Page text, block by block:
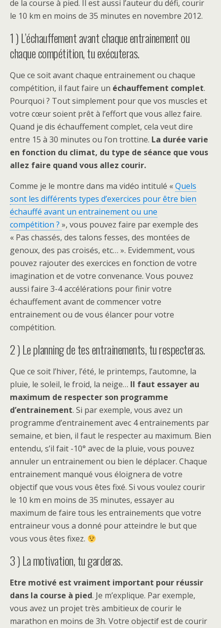
de la course à pied. Il est aussi l’auteur du défi, courir
le 10 km en moins de 35 minutes en novembre 2012.
1 ) L’échauffement avant chaque entrainement ou
chaque compétition, tu exécuteras.
Que ce soit avant chaque entrainement ou chaque
compétition, il faut faire un échauffement complet.
Pourquoi ? Tout simplement pour que vos muscles et
votre cœur soient prêt à l’effort que vous allez faire.
Quand je dis échauffement complet, cela veut dire
entre 15 à 30 minutes ou l’on trottine. La durée varie
en fonction du climat, du type de séance que vous
allez faire quand vous allez courir.
Comme je le montre dans ma vidéo intitulé «Quels
sont les différents types d’exercices pour être bien
échauffé avant un entrainement ou une
compétition ? », vous pouvez faire par exemple des
« Pas chassés, des talons fesses, des montées de
genoux, des pas croisés, etc… ». Evidemment, vous
pouvez rajouter des exercices en fonction de votre
imagination et de votre convenance. Vous pouvez
aussi faire 3-4 accélérations pour finir votre
échauffement avant de commencer votre
entrainement ou de vous élancer pour votre
compétition.
2 ) Le planning de tes entrainements, tu respecteras.
Que ce soit l’hiver, l’été, le printemps, l’automne, la
pluie, le soleil, le froid, la neige… Il faut essayer au
maximum de respecter son programme
d’entrainement. Si par exemple, vous avez un
programme d’entrainement avec 4 entrainements par
semaine, et bien, il faut le respecter au maximum. Bien
entendu, s’il fait -10° avec de la pluie, vous pouvez
annuler un entrainement ou bien le déplacer. Chaque
entrainement manqué vous éloignera de votre
objectif que vous vous êtes fixé. Si vous voulez courir
le 10 km en moins de 35 minutes, essayer au
maximum de faire tous les entrainements que votre
entraineur vous a donné pour atteindre le but que
vous vous êtes fixez.
3 ) La motivation, tu garderas.
Etre motivé est vraiment important pour réussir
dans la course à pied. Je m’explique. Par exemple,
vous avez un projet très ambitieux de courir le
marathon en moins de 3h. Votre objectif est de courir